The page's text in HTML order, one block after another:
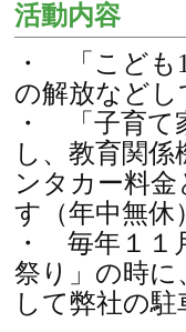
活動内容
・ 「こども
の解放など
・ 「子育て
し、教育関
ンタカー料
す（年中無休
・ 毎年１１
祭り」の時に
して弊社の